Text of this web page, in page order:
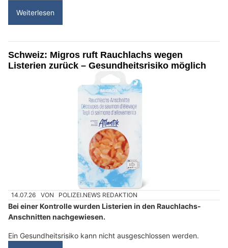
Weiterlesen
Schweiz: Migros ruft Rauchlachs wegen
Listerien zurück – Gesundheitsrisiko möglich
14.07.26 VON POLIZEI.NEWS REDAKTION
Bei einer Kontrolle wurden Listerien in den Rauchlachs-
Anschnitten nachgewiesen.
Ein Gesundheitsrisiko kann nicht ausgeschlossen werden.